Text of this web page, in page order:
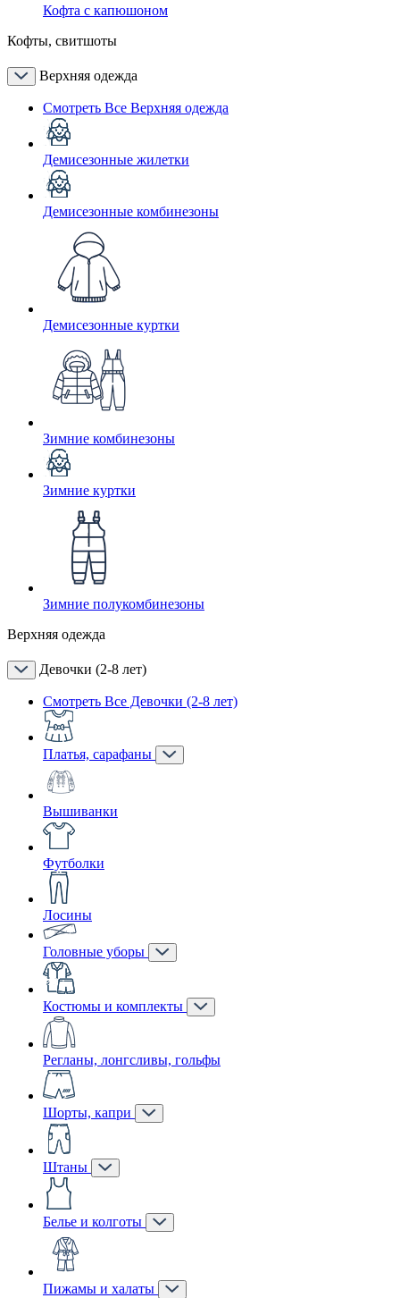
Кофта с капюшоном
Кофты, свитшоты
Верхняя одежда
Смотреть Все Верхняя одежда
Демисезонные жилетки
Демисезонные комбинезоны
Демисезонные куртки
Зимние комбинезоны
Зимние куртки
Зимние полукомбинезоны
Верхняя одежда
Девочки (2-8 лет)
Смотреть Все Девочки (2-8 лет)
Платья, сарафаны
Вышиванки
Футболки
Лосины
Головные уборы
Костюмы и комплекты
Регланы, лонгсливы, гольфы
Шорты, капри
Штаны
Белье и колготы
Пижамы и халаты